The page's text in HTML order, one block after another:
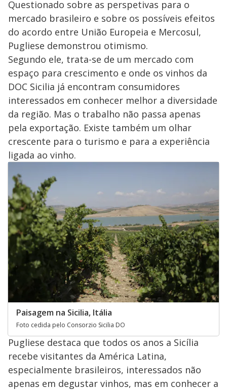
Questionado sobre as perspetivas para o
mercado brasileiro e sobre os possíveis efeitos
do acordo entre União Europeia e Mercosul,
Pugliese demonstrou otimismo.
Segundo ele, trata-se de um mercado com
espaço para crescimento e onde os vinhos da
DOC Sicilia já encontram consumidores
interessados em conhecer melhor a diversidade
da região. Mas o trabalho não passa apenas
pela exportação. Existe também um olhar
crescente para o turismo e para a experiência
ligada ao vinho.
Paisagem na Sicilia, Itália
Foto cedida pelo Consorzio Sicilia DO
Pugliese destaca que todos os anos a Sicília
recebe visitantes da América Latina,
especialmente brasileiros, interessados não
apenas em degustar vinhos, mas em conhecer a